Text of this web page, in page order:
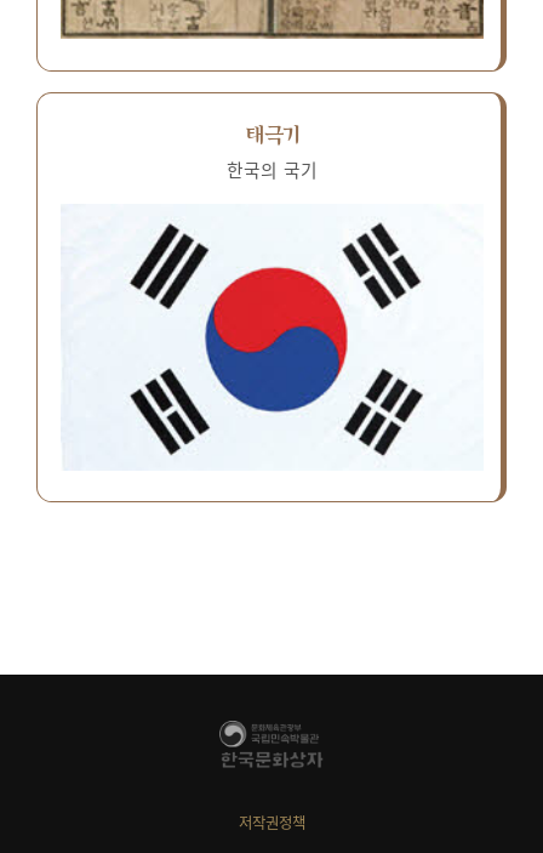
태극기
한국의 국기
저작권정책